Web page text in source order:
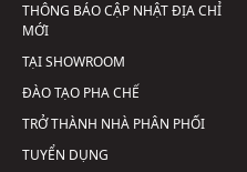
THÔNG BÁO CẬP NHẬT ĐỊA CHỈ
MỚI
TẠI SHOWROOM
ĐÀO TẠO PHA CHẾ
TRỞ THÀNH NHÀ PHÂN PHỐI
TUYỂN DỤNG